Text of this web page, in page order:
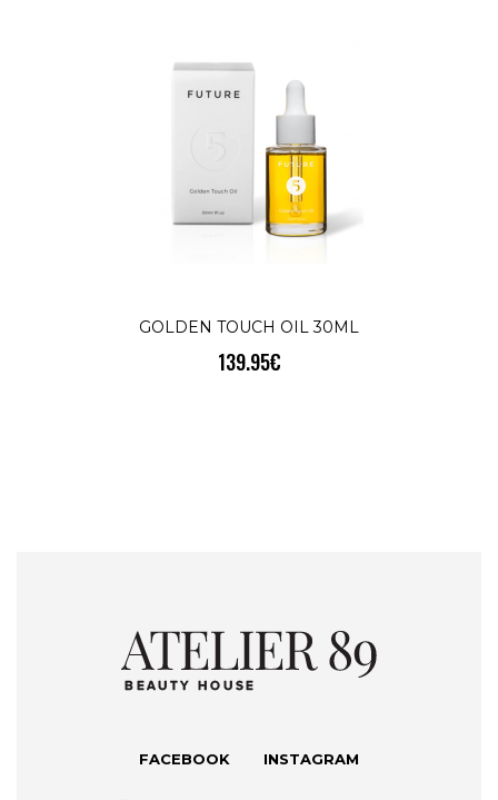
139.95€
Golden Touch Oil е уникална смес от
натурални масла, която съдържа най-
богатия и ефективен изто..
GOLDEN TOUCH OIL 30ML
139.95€
FACEBOOK INSTAGRAM